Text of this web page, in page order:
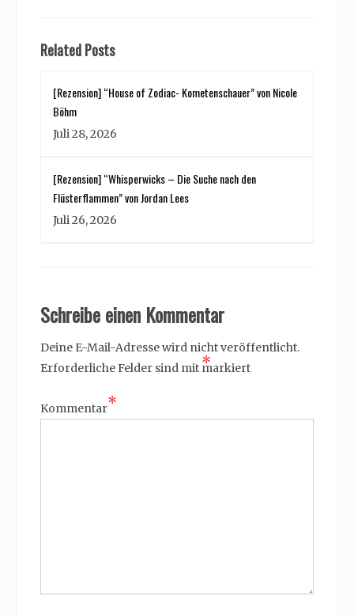
Related Posts
[Rezension] “House of Zodiac- Kometenschauer” von Nicole
Böhm
Juli 28, 2026
[Rezension] “Whisperwicks – Die Suche nach den
Flüsterflammen” von Jordan Lees
Juli 26, 2026
Schreibe einen Kommentar
Deine E-Mail-Adresse wird nicht veröffentlicht.
Erforderliche Felder sind mit *
markiert
Kommentar*